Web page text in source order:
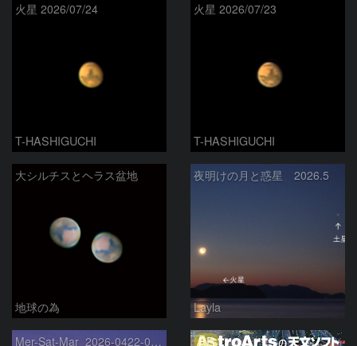
火星 2026/07/24
T-HASHIGUCHI
火星 2026/07/23
T-HASHIGUCHI
大シルチスとヘラス盆地
地球の為
夜明けの月と惑星 2026.5
Layla
Mer-Sat-Mar_2026-0422-0430 PR